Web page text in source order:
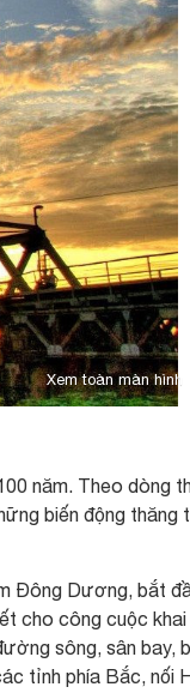
Xem toàn màn hình
năm. Theo dòng
biến động thăng
Đông Dương, bắt
cho công cuộc khai
sông, sân bay,
tỉnh phía Bắc, nối